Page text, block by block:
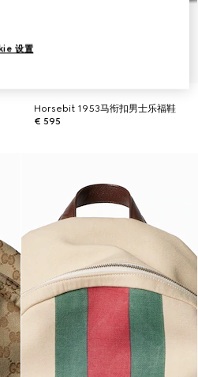
Horsebit 1953马衔扣男士乐福鞋
€ 595
设置